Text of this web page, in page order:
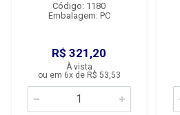
Código: 1180
Embalagem: PC
R$ 321,20
À vista
ou em 6x de R$ 53,53